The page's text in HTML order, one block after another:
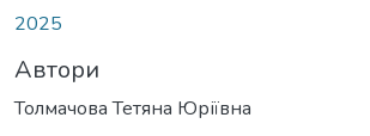
2025
Автори
Толмачова Тетяна Юріївна